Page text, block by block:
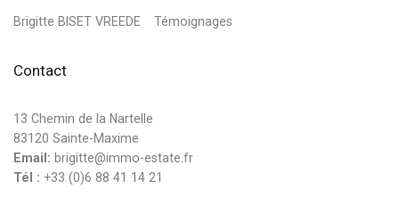
Brigitte BISET VREEDE Témoignages
Contact
13 Chemin de la Nartelle
83120 Sainte-Maxime
Email: brigitte@immo-estate.fr
Tél : +33 (0)6 88 41 14 21